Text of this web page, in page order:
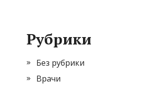
Рубрики
Без рубрики
Врачи